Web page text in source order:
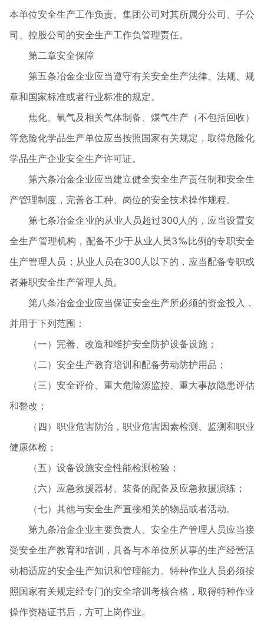
本单位安全生产工作负责。集团公司对其所属分公司、子公
司、控股公司的安全生产工作负管理责任。
第二章安全保障
第五条冶金企业应当遵守有关安全生产法律、法规、规
章和国家标准或者行业标准的规定。
焦化、氧气及相关气体制备、煤气生产（不包括回收）
等危险化学品生产单位应当按照国家有关规定，取得危险化
学品生产企业安全生产许可证。
第六条冶金企业应当建立健全安全生产责任制和安全生
产管理制度，完善各工种、岗位的安全技术操作规程。
第七条冶金企业的从业人员超过300人的，应当设置安
全生产管理机构，配备不少于从业人员3‰比例的专职安全
生产管理人员；从业人员在300人以下的，应当配备专职或
者兼职安全生产管理人员。
第八条冶金企业应当保证安全生产所必须的资金投入，
并用于下列范围：
（一）完善、改造和维护安全防护设备设施；
（二）安全生产教育培训和配备劳动防护用品；
（三）安全评价、重大危险源监控、重大事故隐患评估
和整改；
（四）职业危害防治，职业危害因素检测、监测和职业
健康体检；
（五）设备设施安全性能检测检验；
（六）应急救援器材、装备的配备及应急救援演练；
（七）其他与安全生产直接相关的物品或者活动。
第九条冶金企业主要负责人、安全生产管理人员应当接
受安全生产教育和培训，具备与本单位所从事的生产经营活
动相适应的安全生产知识和管理能力。特种作业人员必须按
照国家有关规定经专门的安全培训考核合格，取得特种作业
操作资格证书后，方可上岗作业。